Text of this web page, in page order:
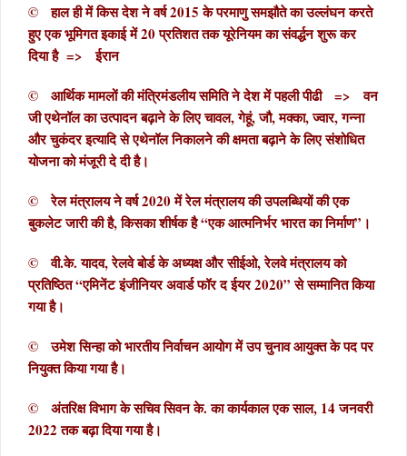
© हाल ही में किस देश ने वर्ष 2015 के परमाणु समझौते का उल्लंघन करते
हुए एक भूमिगत इकाई में 20 प्रतिशत तक यूरेनियम का संवर्द्धन शुरू कर
दिया है => ईरान
© आर्थिक मामलों की मंत्रिमंडलीय समिति ने देश में पहली पीढी => वन
जी एथेनॉल का उत्‍पादन बढ़ाने के लिए चावल, गेहूं, जौ, मक्‍का, ज्‍वार, गन्‍ना
और चुकंदर इत्‍यादि से एथेनॉल निकालने की क्षमता बढ़ाने के लिए संशोधित
योजना को मंजूरी दे दी है।
© रेल मंत्रालय ने वर्ष 2020 में रेल मंत्रालय की उपलब्धियों की एक
बुकलेट जारी की है, किसका शीर्षक है “एक आत्मनिर्भर भारत का निर्माण”।
© वी.के. यादव, रेलवे बोर्ड के अध्यक्ष और सीईओ, रेलवे मंत्रालय को
प्रतिष्ठित “एमिनेंट इंजीनियर अवार्ड फॉर द ईयर 2020” से सम्मानित किया
गया है।
© उमेश सिन्हा को भारतीय निर्वाचन आयोग में उप चुनाव आयुक्त के पद पर
नियुक्त किया गया है।
© अंतरिक्ष विभाग के सचिव सिवन के. का कार्यकाल एक साल, 14 जनवरी
2022 तक बढ़ा दिया गया है।